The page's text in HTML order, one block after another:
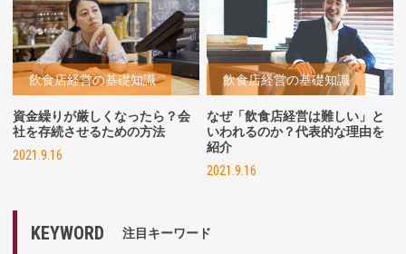
飲食店経営の基礎知識
資金繰りが厳しくなったら？会
社を存続させるための方法
2021.9.16
飲食店経営の基礎知識
なぜ「飲食店経営は難しい」と
いわれるのか？代表的な理由を
紹介
2021.9.16
KEYWORD 注目キーワード